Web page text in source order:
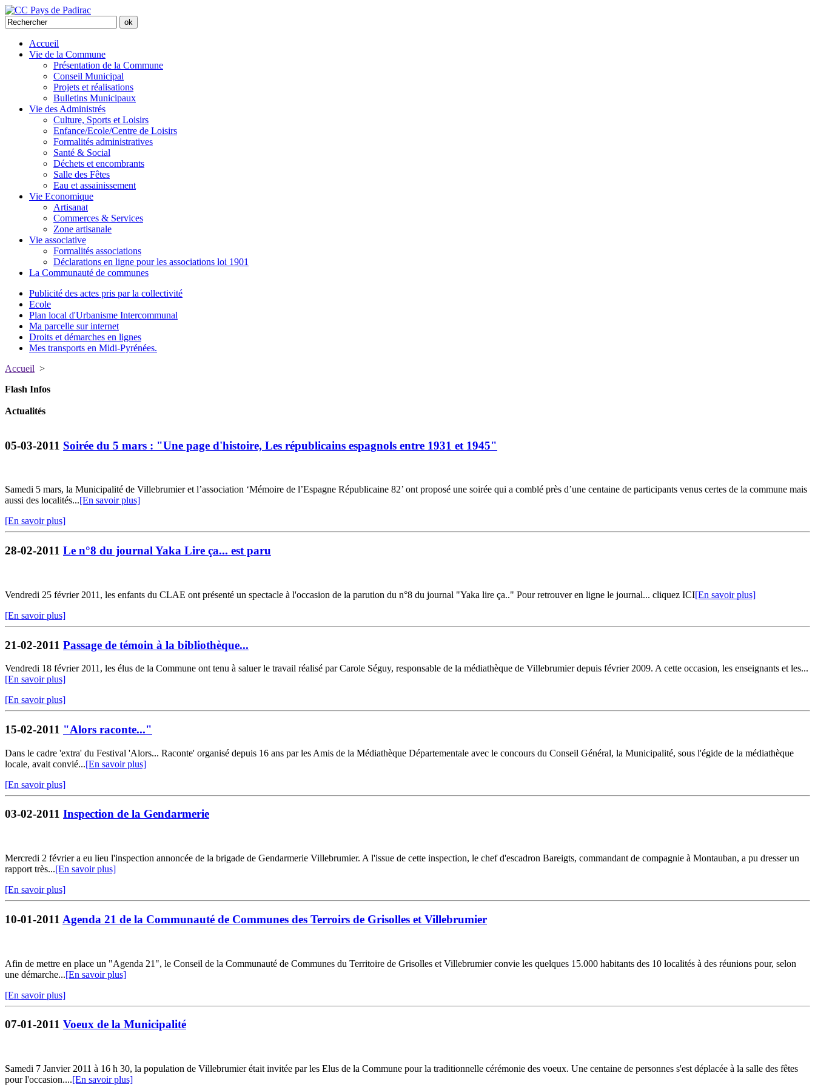
Accueil
Vie de la Commune
Présentation de la Commune
Conseil Municipal
Projets et réalisations
Bulletins Municipaux
Vie des Administrés
Culture, Sports et Loisirs
Enfance/Ecole/Centre de Loisirs
Formalités administratives
Santé & Social
Déchets et encombrants
Salle des Fêtes
Eau et assainissement
Vie Economique
Artisanat
Commerces & Services
Zone artisanale
Vie associative
Formalités associations
Déclarations en ligne pour les associations loi 1901
La Communauté de communes
Publicité des actes pris par la collectivité
Ecole
Plan local d'Urbanisme Intercommunal
Ma parcelle sur internet
Droits et démarches en lignes
Mes transports en Midi-Pyrénées.
Accueil >
Flash Infos
Actualités
05-03-2011 Soirée du 5 mars : "Une page d'histoire, Les républicains espagnols entre 1931 et 1945"
Samedi 5 mars, la Municipalité de Villebrumier et l’association ‘Mémoire de l’Espagne Républicaine 82’ ont proposé une soirée qui a comblé près d’une centaine de participants venus certes de la commune mais
aussi des localités...[En savoir plus]
[En savoir plus]
28-02-2011 Le n°8 du journal Yaka Lire ça... est paru
Vendredi 25 février 2011, les enfants du CLAE ont présenté un spectacle à l'occasion de la parution du n°8 du journal "Yaka lire ça.." Pour retrouver en ligne le journal... cliquez ICI[En savoir plus]
[En savoir plus]
21-02-2011 Passage de témoin à la bibliothèque...
Vendredi 18 février 2011, les élus de la Commune ont tenu à saluer le travail réalisé par Carole Séguy, responsable de la médiathèque de Villebrumier depuis février 2009. A cette occasion, les enseignants et les...
[En savoir plus]
[En savoir plus]
15-02-2011 "Alors raconte..."
Dans le cadre 'extra' du Festival 'Alors... Raconte' organisé depuis 16 ans par les Amis de la Médiathèque Départementale avec le concours du Conseil Général, la Municipalité, sous l'égide de la médiathèque
locale, avait convié...[En savoir plus]
[En savoir plus]
03-02-2011 Inspection de la Gendarmerie
Mercredi 2 février a eu lieu l'inspection annoncée de la brigade de Gendarmerie Villebrumier. A l'issue de cette inspection, le chef d'escadron Bareigts, commandant de compagnie à Montauban, a pu dresser un
rapport très...[En savoir plus]
[En savoir plus]
10-01-2011 Agenda 21 de la Communauté de Communes des Terroirs de Grisolles et Villebrumier
Afin de mettre en place un "Agenda 21", le Conseil de la Communauté de Communes du Territoire de Grisolles et Villebrumier convie les quelques 15.000 habitants des 10 localités à des réunions pour, selon
une démarche...[En savoir plus]
[En savoir plus]
07-01-2011 Voeux de la Municipalité
Samedi 7 Janvier 2011 à 16 h 30, la population de Villebrumier était invitée par les Elus de la Commune pour la traditionnelle cérémonie des voeux. Une centaine de personnes s'est déplacée à la salle des fêtes
pour l'occasion....[En savoir plus]